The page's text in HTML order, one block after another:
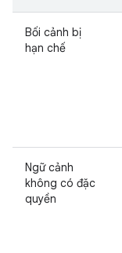
Bối cảnh bị
hạn chế
Ngữ cảnh
không có đặc
quyền